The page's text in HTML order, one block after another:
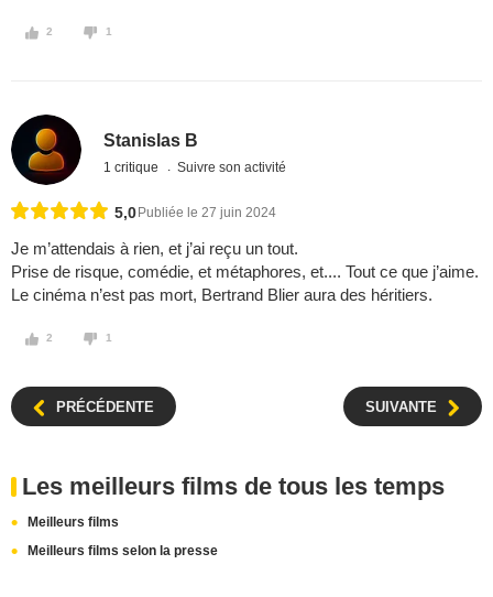
2 1
Stanislas B
1 critique Suivre son activité
5,0 Publiée le 27 juin 2024
Je m’attendais à rien, et j’ai reçu un tout.
Prise de risque, comédie, et métaphores, et.... Tout ce que j’aime.
Le cinéma n’est pas mort, Bertrand Blier aura des héritiers.
2 1
PRÉCÉDENTE SUIVANTE
Les meilleurs films de tous les temps
Meilleurs films
Meilleurs films selon la presse